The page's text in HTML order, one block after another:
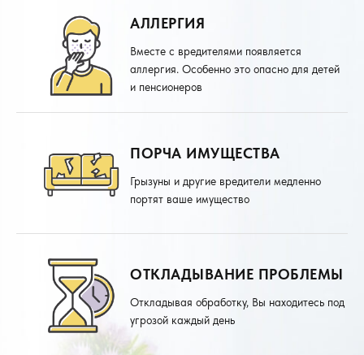
АЛЛЕРГИЯ
Вместе с вредителями появляется
аллергия. Особенно это опасно для детей
и пенсионеров
ПОРЧА ИМУЩЕСТВА
Грызуны и другие вредители медленно
портят ваше имущество
ОТКЛАДЫВАНИЕ ПРОБЛЕМЫ
Откладывая обработку, Вы находитесь под
угрозой каждый день